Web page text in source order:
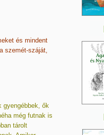
és mindent
szemét-száját,
gyengébbek, ők
még futnak is
tárolt